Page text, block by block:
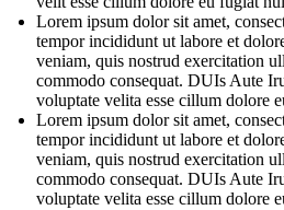
Lorem ipsum dolor sit amet,
tempor incididunt ut labore et
veniam, quis nostrud exercitation
commodo consequat. DUIs Aute
voluptate velita esse cillum dolore
Lorem ipsum dolor sit amet,
tempor incididunt ut labore et
veniam, quis nostrud exercitation
commodo consequat. DUIs Aute
voluptate velita esse cillum dolore